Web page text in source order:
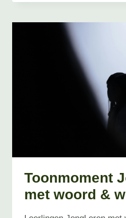
Toonmoment
met woord &